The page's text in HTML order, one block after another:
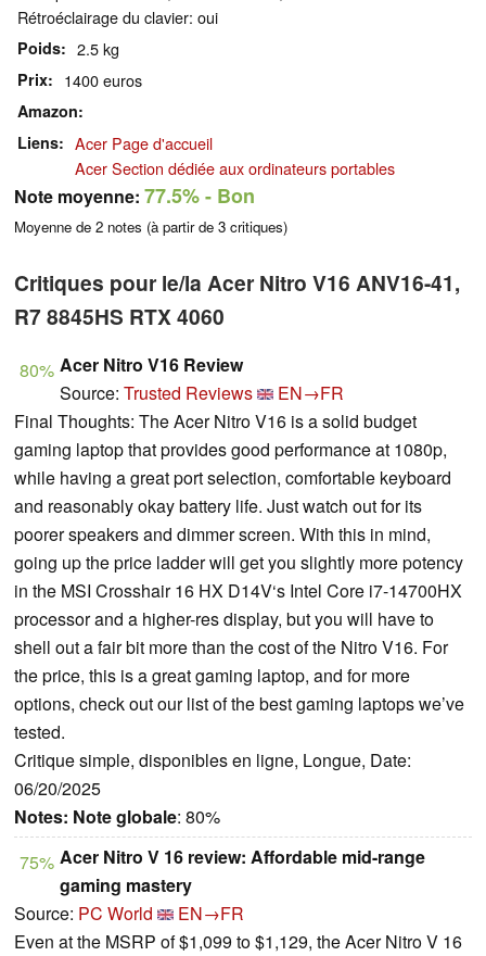
Rétroéclairage du clavier: oui
Poids 2.5 kg
Prix 1400 euros
Amazon
Liens
Acer Page d'accueil
Acer Section dédiée aux ordinateurs portables
Note moyenne: 77.5%- Bon
Moyenne de 2 notes (à partir de 3 critiques)
Critiques pour le/la Acer Nitro V16 ANV16-41,
R7 8845HS RTX 4060
80% Acer Nitro V16 Review
Source: Trusted Reviews
EN→FR
Final Thoughts: The Acer Nitro V16 is a solid budget
gaming laptop that provides good performance at 1080p,
while having a great port selection, comfortable keyboard
and reasonably okay battery life. Just watch out for its
poorer speakers and dimmer screen. With this in mind,
going up the price ladder will get you slightly more potency
in the MSI Crosshair 16 HX D14V‘s Intel Core i7-14700HX
processor and a higher-res display, but you will have to
shell out a fair bit more than the cost of the Nitro V16. For
the price, this is a great gaming laptop, and for more
options, check out our list of the best gaming laptops we’ve
tested.
Critique simple, disponibles en ligne, Longue, Date:
06/20/2025
Notes: Note globale: 80%
75% Acer Nitro V 16 review: Affordable mid-range
gaming mastery
Source: PC World
EN→FR
Even at the MSRP of $1,099 to $1,129, the Acer Nitro V 16